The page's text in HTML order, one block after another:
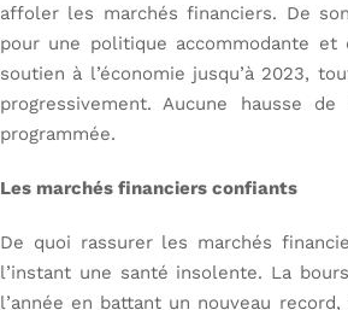
affoler les marchés financiers. De
pour une politique accommodante et
soutien à l’économie jusqu’à 2023,
progressivement. Aucune hausse
programmée.
Les marchés financiers confiants
De quoi rassurer les marchés
l’instant une santé insolente. La
l’année en battant un nouveau record,